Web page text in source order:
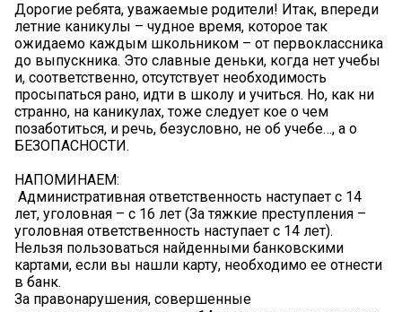
Дорогие ребята, уважаемые родители! Итак, впереди
летние каникулы – чудное время, которое так
ожидаемо каждым школьником – от первоклассника
до выпускника. Это славные деньки, когда нет учебы
и, соответственно, отсутствует необходимость
просыпаться рано, идти в школу и учиться. Но, как ни
странно, на каникулах, тоже следует кое о чем
позаботиться, и речь, безусловно, не об учебе…, а о
БЕЗОПАСНОСТИ.
НАПОМИНАЕМ:
️ Административная ответственность наступает с 14
лет, уголовная – с 16 лет (За тяжкие преступления –
уголовная ответственность наступает с 14 лет).
️Нельзя пользоваться найденными банковскими
картами, если вы нашли карту, необходимо ее отнести
в банк.
️За правонарушения, совершенные